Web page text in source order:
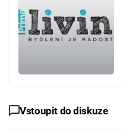
Vstoupit do diskuze